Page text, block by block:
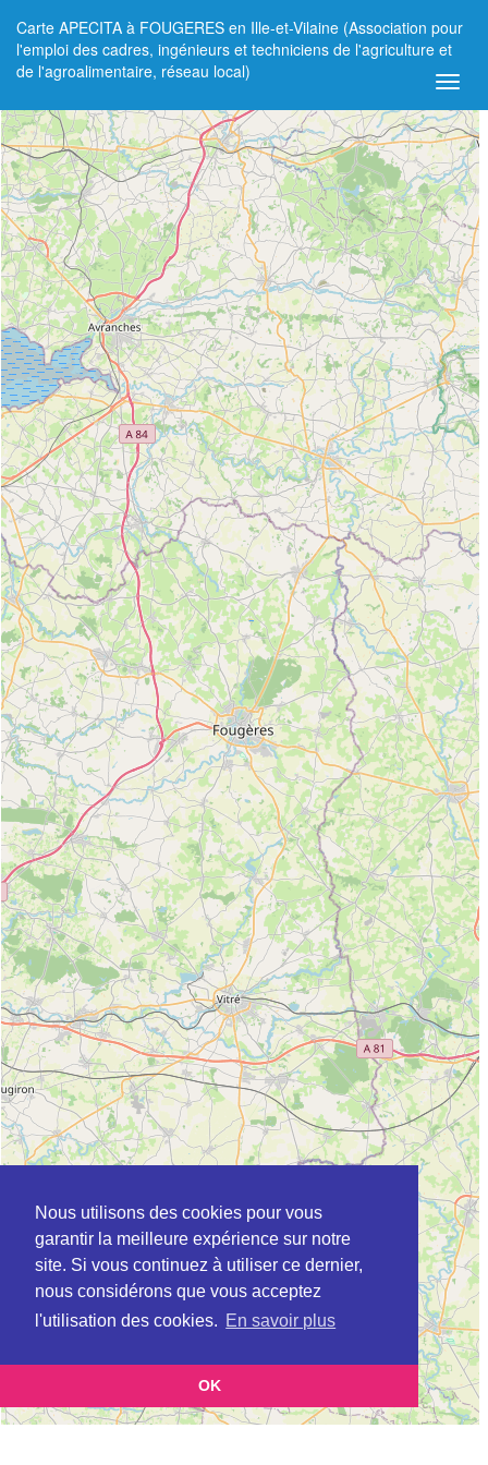
Nous utilisons des cookies pour vous
garantir la meilleure expérience sur notre
site. Si vous continuez à utiliser ce dernier,
nous considérons que vous acceptez
l'utilisation des cookies. En savoir plus
OK
Carte APECITA à FOUGERES en Ille-et-Vilaine (Association pour
l'emploi des cadres, ingénieurs et techniciens de l'agriculture et
de l'agroalimentaire, réseau local)
+
−